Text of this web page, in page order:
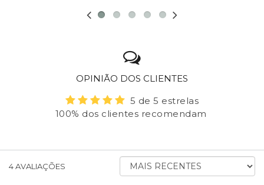
OPINIÃO DOS CLIENTES
5 de 5 estrelas
100% dos clientes recomendam
4AVALIAÇÕES
ORDENAR
AVALIAÇÕES